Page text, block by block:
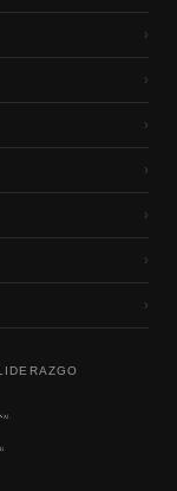
›
›
›
›
›
›
›